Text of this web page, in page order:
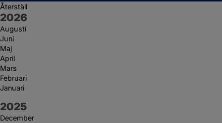
Återställ
År:
2026
Augusti
Juni
Maj
April
Mars
Februari
Januari
År:
2025
December